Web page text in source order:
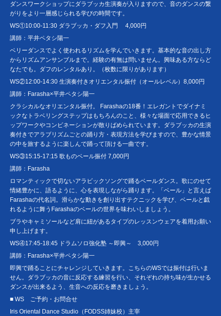
ダンスワークショップにダラブッカ生演奏が入りますので、音のダンスの繋
がりをより一層感じられる学びの時間です。
WS①10:00-11:30 ダラブッカ・ダフ入門 4,000円
講師：平井ペタシ陽一
ベリーダンスでよく使われるリズムを学んでいきます。基本的な音の出し方
からリズムアンサンブルまで。経験の有無は問いません。興味ある方ならど
なたでも。ダフのレンタルあり。（枚数に限りがあります）
WS②12:00-14:30 生演奏付きオリエンタル振付（オールレベル）8,000円
講師：Farasha×平井ペタシ陽一
クラシカルなオリエンタル振付。 Farashaの18番！エレガントでダイナミ
ックなトラベリングステップはもちろんのこと、様々な場面で応用できるヒ
ップワークやコンビネーションが散りばめられています。ダラブッカの生演
奏付きでアラブリズムごとの踊り方・表現方法を学びますので、豊かな情景
の中を旅するように楽しんで踊って頂ける一曲です。
WS③15:15-17:15 歌ものベール振付 7,000円
講師：Farasha
ロマンティックで切ないアラビックソングで踊るベールダンス。歌にのせて
情緒豊かに、語るように、心を表現しながら踊ります。「ベール」と言えば
Farashaの代名詞。滑らかな動きを創り出すテクニックを学び、ベールと戯
れるように舞うFarashaのベールの世界を味わいしましょう。
ブラやキャミソールなど肩に紐があるタイプのレッスンウェアを着用お願い
申し上げます。
WS④17:45-18:45 ドラムソロ強化塾 ～即興～ 3,000円
講師：Farasha×平井ペタシ陽一
即興で踊ることにチャレンジしていきます。こちらのWSでは振付は行いま
せん。ダラブッカの音に反応する練習を行い、それぞれの持ち味が生かせる
ダンスが出来るよう、生音への反応を磨きましょう。
■ WS ご予約・お問合せ
Iris Oriental Dance Studio（FODSS姉妹校）主宰